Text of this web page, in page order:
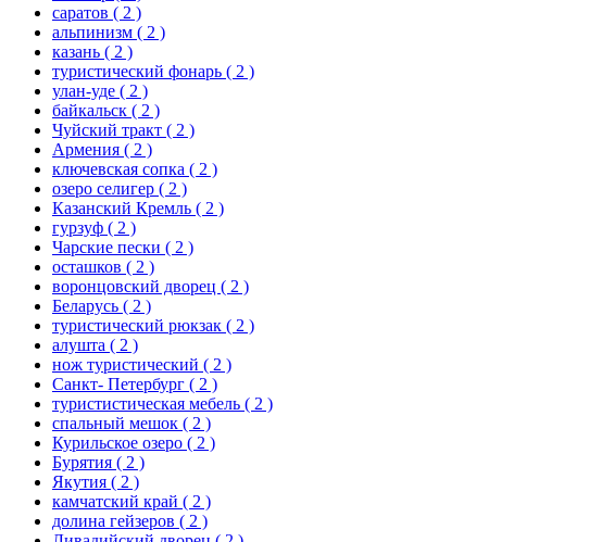
саратов ( 2 )
альпинизм ( 2 )
казань ( 2 )
туристический фонарь ( 2 )
улан-уде ( 2 )
байкальск ( 2 )
Чуйский тракт ( 2 )
Армения ( 2 )
ключевская сопка ( 2 )
озеро селигер ( 2 )
Казанский Кремль ( 2 )
гурзуф ( 2 )
Чарские пески ( 2 )
осташков ( 2 )
воронцовский дворец ( 2 )
Беларусь ( 2 )
туристический рюкзак ( 2 )
алушта ( 2 )
нож туристический ( 2 )
Санкт- Петербург ( 2 )
туристистическая мебель ( 2 )
спальный мешок ( 2 )
Курильское озеро ( 2 )
Бурятия ( 2 )
Якутия ( 2 )
камчатский край ( 2 )
долина гейзеров ( 2 )